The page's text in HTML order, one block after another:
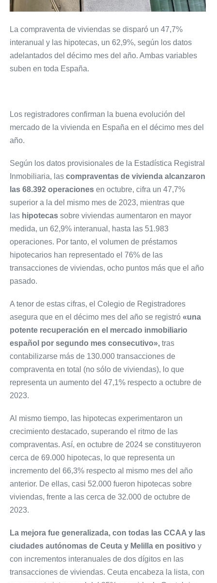
La compraventa de viviendas se disparó un 47,7%
interanual y las hipotecas, un 62,9%, según los datos
adelantados del décimo mes del año. Ambas variables
suben en toda España.
Los registradores confirman la buena evolución del
mercado de la vivienda en España en el décimo mes del
año.
Según los datos provisionales de la Estadística Registral
Inmobiliaria, las compraventas de vivienda alcanzaron
las 68.392 operaciones en octubre, cifra un 47,7%
superior a la del mismo mes de 2023, mientras que
las hipotecas sobre viviendas aumentaron en mayor
medida, un 62,9% interanual, hasta las 51.983
operaciones. Por tanto, el volumen de préstamos
hipotecarios han representado el 76% de las
transacciones de viviendas, ocho puntos más que el año
pasado.
A tenor de estas cifras, el Colegio de Registradores
asegura que en el décimo mes del año se registró «una
potente recuperación en el mercado inmobiliario
español por segundo mes consecutivo», tras
contabilizarse más de 130.000 transacciones de
compraventa en total (no sólo de viviendas), lo que
representa un aumento del 47,1% respecto a octubre de
2023.
Al mismo tiempo, las hipotecas experimentaron un
crecimiento destacado, superando el ritmo de las
compraventas. Así, en octubre de 2024 se constituyeron
cerca de 69.000 hipotecas, lo que representa un
incremento del 66,3% respecto al mismo mes del año
anterior. De ellas, casi 52.000 fueron hipotecas sobre
viviendas, frente a las cerca de 32.000 de octubre de
2023.
La mejora fue generalizada, con todas las CCAA y las
ciudades autónomas de Ceuta y Melilla en positivo y
con incrementos interanuales de dos dígitos en las
transacciones de viviendas. Ceuta encabeza la lista, con